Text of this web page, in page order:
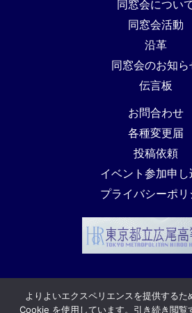
同窓会につい
同窓会活動
沿革
同窓会のお知ら
伝言板
お問合わせ
各種変更届
投稿依頼
イベント参加申し
プライバシーポリ
よりよいエクスペリエンスを提供するた
Cookie を使用しています。引き続き閲